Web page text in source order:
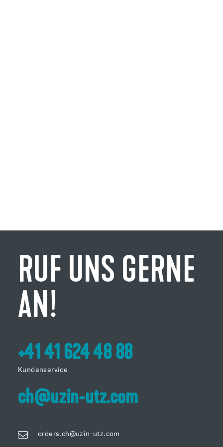
RUF UNS GERNE
AN!
+41 41 624 48 88
Kundenservice
ch@uzin-utz.com
orders.ch@uzin-utz.com